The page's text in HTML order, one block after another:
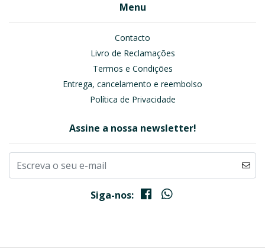
Menu
Contacto
Livro de Reclamações
Termos e Condições
Entrega, cancelamento e reembolso
Política de Privacidade
Assine a nossa newsletter!
Siga-nos: